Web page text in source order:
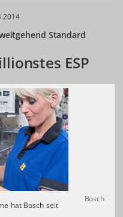
Standard
ESP
Bosch
hat Bosch seit